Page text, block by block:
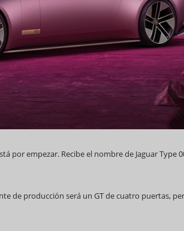
por empezar. Recibe el nombre de Jaguar Type
de producción será un GT de cuatro puertas,